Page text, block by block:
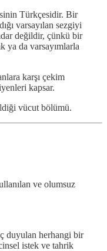
Türkçesidir. Bir
varsayılan sezgiyi
değildir, çünkü bir
ya da varsayımlarla
karşı çekim
kapsar.
vücut bölümü.
ve olumsuz
duyulan herhangi bir
istek ve tahrik